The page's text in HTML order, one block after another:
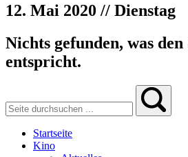
12. Mai 2020 // Dienstag
Nichts gefunden, was
entspricht.
Startseite
Kino